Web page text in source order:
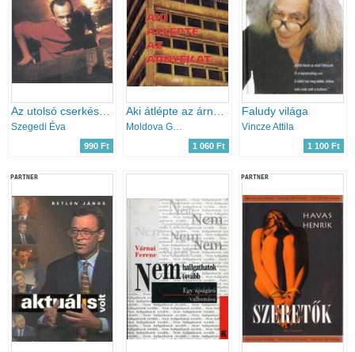
Szegedi Éva
990 Ft 1 060 Ft
Faludy világa
Vincze Attila
1 100 Ft
PARTNER PARTNER